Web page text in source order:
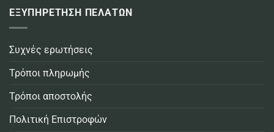
ΕΞΥΠΗΡΕΤΗΣΗ ΠΕΛΑΤΩΝ
Συχνές ερωτήσεις
Τρόποι πληρωμής
Τρόποι αποστολής
Πολιτική Επιστροφών